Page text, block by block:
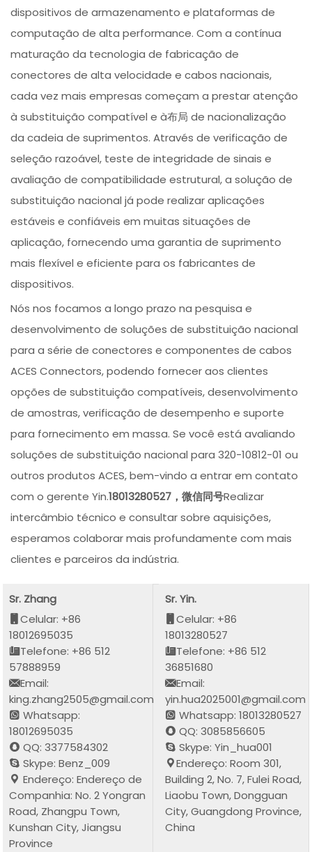
dispositivos de armazenamento e plataformas de
computação de alta performance. Com a contínua
maturação da tecnologia de fabricação de
conectores de alta velocidade e cabos nacionais,
cada vez mais empresas começam a prestar atenção
à substituição compatível e à布局 de nacionalização
da cadeia de suprimentos. Através de verificação de
seleção razoável, teste de integridade de sinais e
avaliação de compatibilidade estrutural, a solução de
substituição nacional já pode realizar aplicações
estáveis e confiáveis em muitas situações de
aplicação, fornecendo uma garantia de suprimento
mais flexível e eficiente para os fabricantes de
dispositivos.
Nós nos focamos a longo prazo na pesquisa e
desenvolvimento de soluções de substituição nacional
para a série de conectores e componentes de cabos
ACES Connectors, podendo fornecer aos clientes
opções de substituição compatíveis, desenvolvimento
de amostras, verificação de desempenho e suporte
para fornecimento em massa. Se você está avaliando
soluções de substituição nacional para 320-10812-01 ou
outros produtos ACES, bem-vindo a entrar em contato
com o gerente Yin.18013280527，微信同号Realizar
intercâmbio técnico e consultar sobre aquisições,
esperamos colaborar mais profundamente com mais
clientes e parceiros da indústria.
Sr. Zhang
Celular: +86
18012695035
Telefone: +86 512
57888959
Email:
king.zhang2505@gmail.com
Whatsapp:
18012695035
QQ: 3377584302
Skype: Benz_009
Endereço: Endereço de
Companhia: No. 2 Yongran
Road, Zhangpu Town,
Kunshan City, Jiangsu
Province
Sr. Yin.
Celular: +86
18013280527
Telefone: +86 512
36851680
Email:
yin.hua2025001@gmail.com
Whatsapp: 18013280527
QQ: 3085856605
Skype: Yin_hua001
Endereço: Room 301,
Building 2, No. 7, Fulei Road,
Liaobu Town, Dongguan
City, Guangdong Province,
China